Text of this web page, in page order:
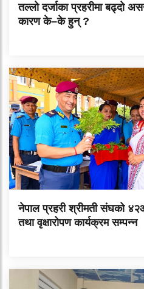
तल्लो दर्जाका प्रहरीमा बढ्दो
कारण के–के हुन् ?
नेपाल प्रहरी श्रीमती संघको
तथा वृक्षारोपण कार्यक्रम सम्पन्न